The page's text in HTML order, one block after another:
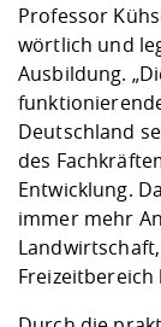
Professor
wörtlich und
Ausbildung.
Deutschland
des
Entwicklung.
immer mehr